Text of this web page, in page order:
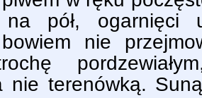
na pół, ogarnięci
nie
nie terenówką.